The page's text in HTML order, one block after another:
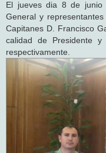
n
s
a
e
El jueves dia 8 de junio
General y
Capitanes D. Francisco
calidad de Presidente y
respectivamente.